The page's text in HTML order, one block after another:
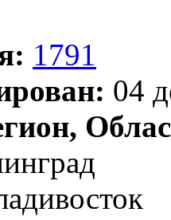
1791
04